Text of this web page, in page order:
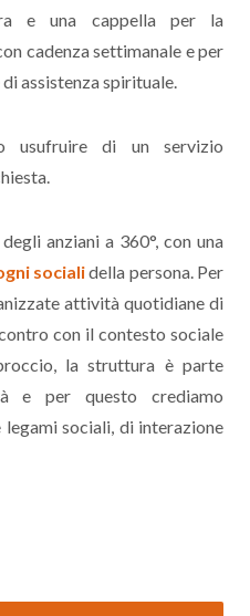
e una cappella per la
cadenza settimanale e per
assistenza spirituale.
usufruire di un servizio
anziani a 360°, con una
socialidella persona. Per
attività quotidiane di
con il contesto sociale
la struttura è parte
e per questo crediamo
sociali, di interazione